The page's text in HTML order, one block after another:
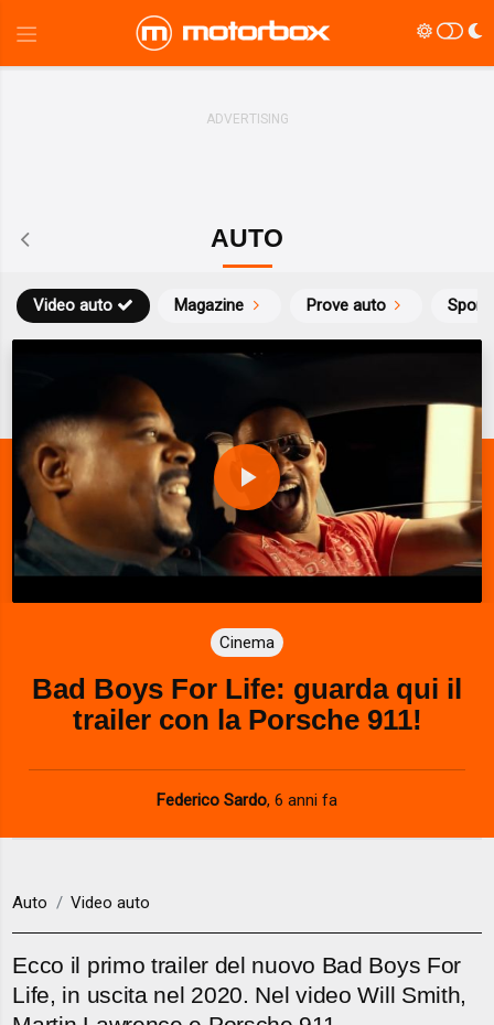
AUTO
Magazine Prove auto
Video auto Sport
P
l
a
y
V
d
e
Cinema
Bad Boys For Life: guarda qui il
trailer con la Porsche 911!
Federico Sardo, 6 anni fa
Auto Video auto
Ecco il primo trailer del nuovo Bad Boys For
Life, in uscita nel 2020. Nel video Will Smith,